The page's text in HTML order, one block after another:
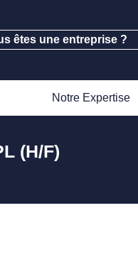
êtes une entreprise ?
Notre Expertise
(H/F)